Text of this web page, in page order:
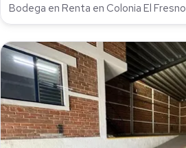
Bodega en Renta en Colonia El Fresno